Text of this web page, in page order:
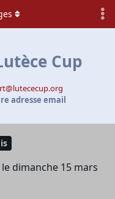
Cup
adresse email
dimanche 15 mars